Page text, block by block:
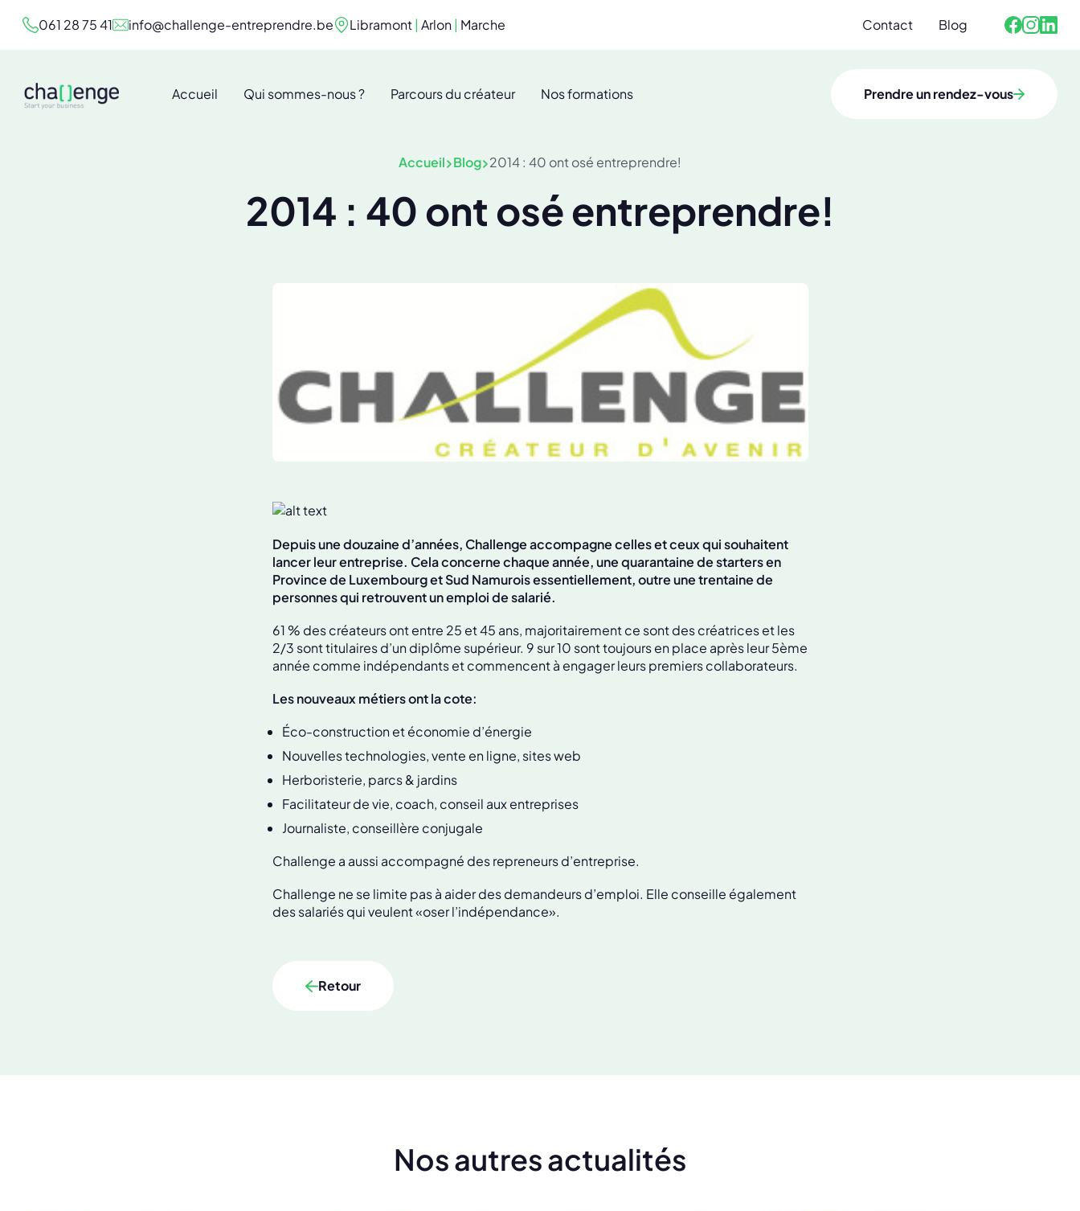
061 28 75 41 info@challenge-entreprendre.be Libramont| Arlon| Marche Contact
Blog
Accueil Qui sommes-nous ? Parcours du créateur Nos formations Prendre un rendez-vous
Accueil Blog 2014 : 40 ont osé entreprendre!
2014 : 40 ont osé entreprendre!
Depuis une douzaine d’années, Challenge accompagne celles et ceux qui souhaitent
lancer leur entreprise. Cela concerne chaque année, une quarantaine de starters en
Province de Luxembourg et Sud Namurois essentiellement, outre une trentaine de
personnes qui retrouvent un emploi de salarié.
61 % des créateurs ont entre 25 et 45 ans, majoritairement ce sont des créatrices et les
2/3 sont titulaires d’un diplôme supérieur. 9 sur 10 sont toujours en place après leur 5ème
année comme indépendants et commencent à engager leurs premiers collaborateurs.
Les nouveaux métiers ont la cote:
Éco-construction et économie d’énergie
Nouvelles technologies, vente en ligne, sites web
Herboristerie, parcs & jardins
Facilitateur de vie, coach, conseil aux entreprises
Journaliste, conseillère conjugale
Challenge a aussi accompagné des repreneurs d’entreprise.
Challenge ne se limite pas à aider des demandeurs d’emploi. Elle conseille également
des salariés qui veulent «oser l’indépendance».
Retour
Nos autres actualités